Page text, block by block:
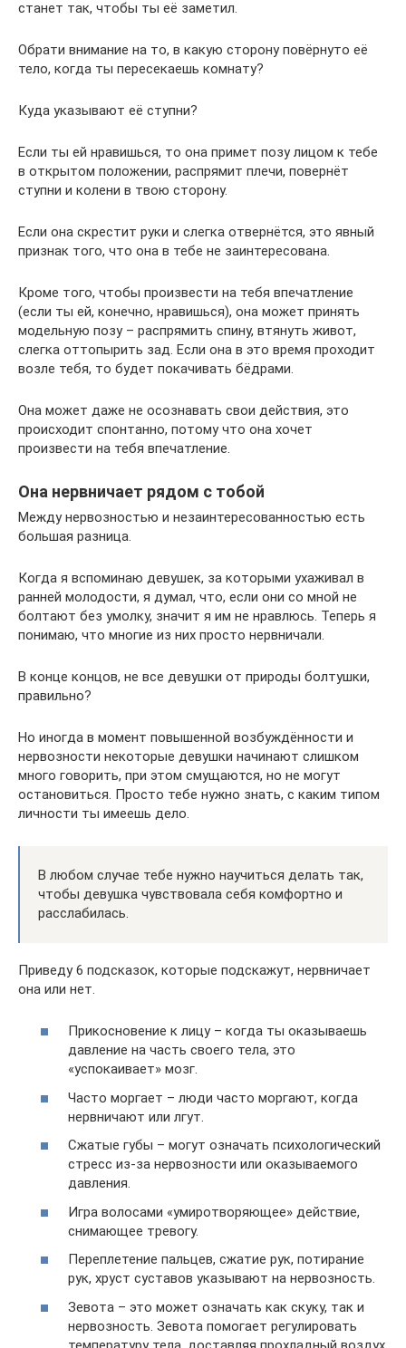
станет так, чтобы ты её заметил.
Обрати внимание на то, в какую сторону повёрнуто её
тело, когда ты пересекаешь комнату?
Куда указывают её ступни?
Если ты ей нравишься, то она примет позу лицом к тебе
в открытом положении, распрямит плечи, повернёт
ступни и колени в твою сторону.
Если она скрестит руки и слегка отвернётся, это явный
признак того, что она в тебе не заинтересована.
Кроме того, чтобы произвести на тебя впечатление
(если ты ей, конечно, нравишься), она может принять
модельную позу – распрямить спину, втянуть живот,
слегка оттопырить зад. Если она в это время проходит
возле тебя, то будет покачивать бёдрами.
Она может даже не осознавать свои действия, это
происходит спонтанно, потому что она хочет
произвести на тебя впечатление.
Она нервничает рядом с тобой
Между нервозностью и незаинтересованностью есть
большая разница.
Когда я вспоминаю девушек, за которыми ухаживал в
ранней молодости, я думал, что, если они со мной не
болтают без умолку, значит я им не нравлюсь. Теперь я
понимаю, что многие из них просто нервничали.
В конце концов, не все девушки от природы болтушки,
правильно?
Но иногда в момент повышенной возбуждённости и
нервозности некоторые девушки начинают слишком
много говорить, при этом смущаются, но не могут
остановиться. Просто тебе нужно знать, с каким типом
личности ты имеешь дело.
В любом случае тебе нужно научиться делать так,
чтобы девушка чувствовала себя комфортно и
расслабилась.
Приведу 6 подсказок, которые подскажут, нервничает
она или нет.
Прикосновение к лицу – когда ты оказываешь
давление на часть своего тела, это
«успокаивает» мозг.
Часто моргает – люди часто моргают, когда
нервничают или лгут.
Сжатые губы – могут означать психологический
стресс из-за нервозности или оказываемого
давления.
Игра волосами «умиротворяющее» действие,
снимающее тревогу.
Переплетение пальцев, сжатие рук, потирание
рук, хруст суставов указывают на нервозность.
Зевота – это может означать как скуку, так и
нервозность. Зевота помогает регулировать